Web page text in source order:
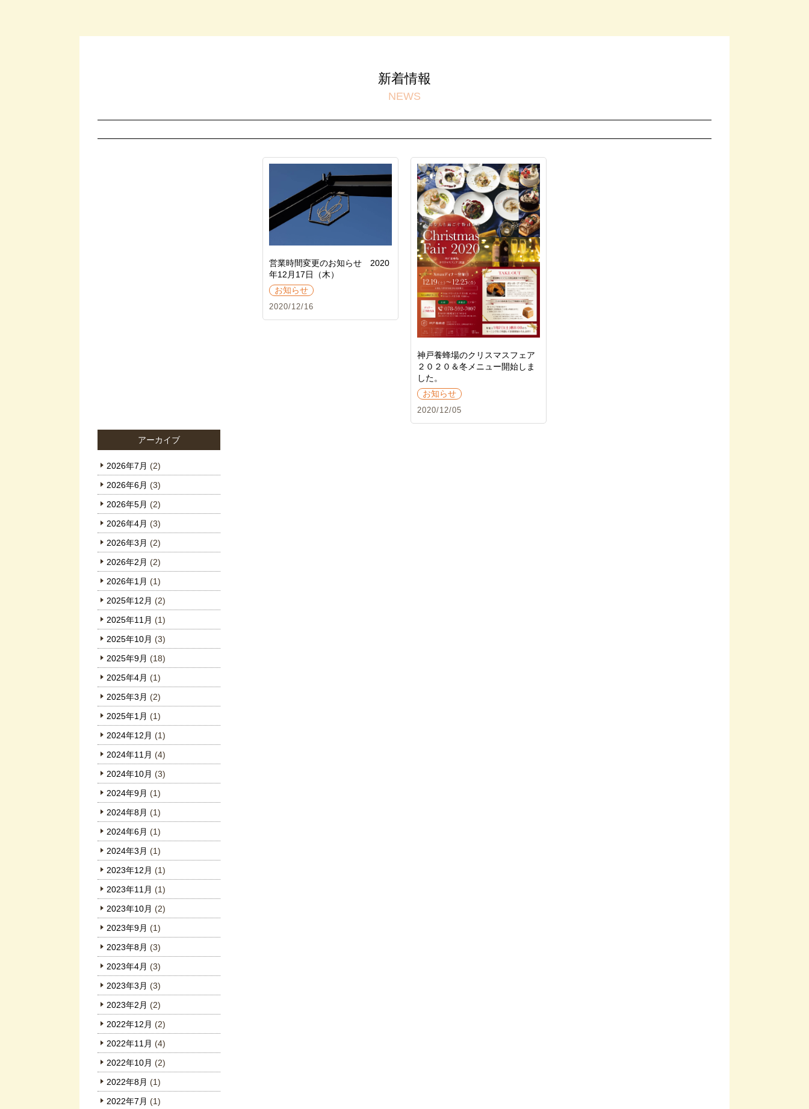
新着情報
NEWS
営業時間変更のお知らせ 2020
年12月17日（木）
お知らせ
2020/12/16
神戸養蜂場のクリスマスフェア
２０２０＆冬メニュー開始しま
した。
お知らせ
2020/12/05
アーカイブ
2026年7月 (2)
2026年6月 (3)
2026年5月 (2)
2026年4月 (3)
2026年3月 (2)
2026年2月 (2)
2026年1月 (1)
2025年12月 (2)
2025年11月 (1)
2025年10月 (3)
2025年9月 (18)
2025年4月 (1)
2025年3月 (2)
2025年1月 (1)
2024年12月 (1)
2024年11月 (4)
2024年10月 (3)
2024年9月 (1)
2024年8月 (1)
2024年6月 (1)
2024年3月 (1)
2023年12月 (1)
2023年11月 (1)
2023年10月 (2)
2023年9月 (1)
2023年8月 (3)
2023年4月 (3)
2023年3月 (3)
2023年2月 (2)
2022年12月 (2)
2022年11月 (4)
2022年10月 (2)
2022年8月 (1)
2022年7月 (1)